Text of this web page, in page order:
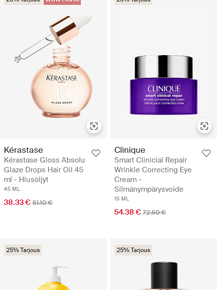
Kérastase
Kérastase Gloss Absolu
Glaze Drops Hair Oil 45
ml - Hiusöljyt
45 ML
38.33 € 51.10 €
Clinique
Smart Clinicial Repair
Wrinkle Correcting Eye
Cream -
Silmänympärysvoide
15 ML
54.38 € 72.50 €
25% Tarjous 25% Tarjous